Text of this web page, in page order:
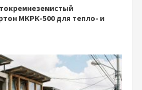
МКРК-500 для тепло- и